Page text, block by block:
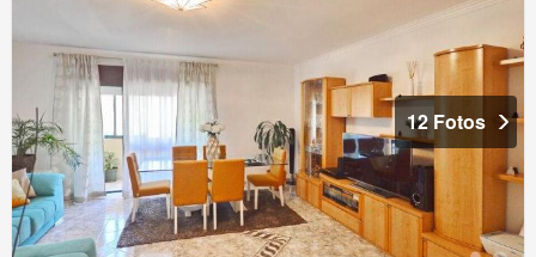
12 Fotos